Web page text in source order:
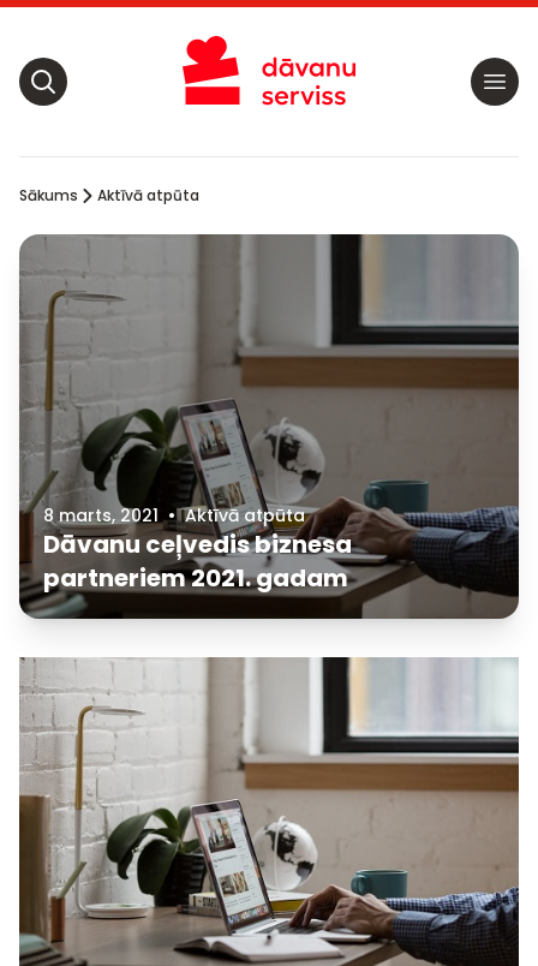
Sākums Aktīvā atpūta
8 marts, 2021 • Aktīvā atpūta
Dāvanu ceļvedis biznesa
partneriem 2021. gadam